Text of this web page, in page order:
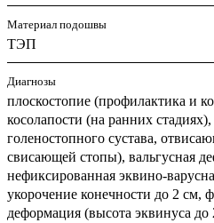
Материал подошвы
ТЭП
Диагнозы
плоскостопие (профилактика и
косолапости (на ранних
голеностопного сустава,
свисающей стопы), вальгусная
нефиксированная эквино-
укорочение конечности до 2 см,
деформация (высота эквинуса